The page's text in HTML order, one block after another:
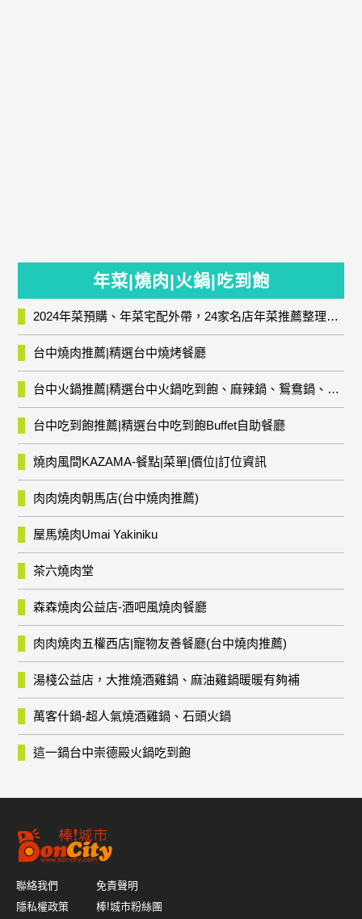
年菜|燒肉|火鍋|吃到飽
2024年菜預購、年菜宅配外帶，24家名店年菜推薦整理，圍爐輕鬆上菜團圓趣
台中燒肉推薦|精選台中燒烤餐廳
台中火鍋推薦|精選台中火鍋吃到飽、麻辣鍋、鴛鴦鍋、石頭火鍋、酸菜白肉鍋、海鮮鍋、燒酒雞、麻油雞、壽喜燒等熱門人氣火鍋店!
台中吃到飽推薦|精選台中吃到飽Buffet自助餐廳
燒肉風間KAZAMA-餐點|菜單|價位|訂位資訊
肉肉燒肉朝馬店(台中燒肉推薦)
屋馬燒肉Umai Yakiniku
茶六燒肉堂
森森燒肉公益店-酒吧風燒肉餐廳
肉肉燒肉五權西店|寵物友善餐廳(台中燒肉推薦)
湯棧公益店，大推燒酒雞鍋、麻油雞鍋暖暖有夠補
萬客什鍋-超人氣燒酒雞鍋、石頭火鍋
這一鍋台中崇德殿火鍋吃到飽
聯絡我們
免責聲明
隱私權政策
棒!城市粉絲團